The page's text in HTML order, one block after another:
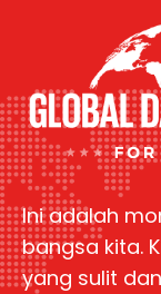
Ini adalah
bangsa kita.
yang sulit